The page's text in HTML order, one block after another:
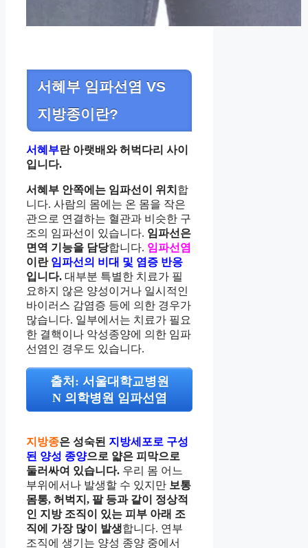
서혜부 임파선염 VS
지방종이란?
서혜부란 아랫배와 허벅다리 사이
입니다.
서혜부 안쪽에는 임파선이 위치 합
니다. 사람의 몸에는 온 몸을 작은
관으로 연결하는 혈관과 비슷한 구
조의 임파선이 있습니다. 임파선은
면역 기능을 담당합니다. 임파선염
이란 임파선의 비대 및 염증 반응
입니다. 대부분 특별한 치료가 필
요하지 않은 양성이거나 일시적인
바이러스 감염증 등에 의한 경우가
많습니다. 일부에서는 치료가 필요
한 결핵이나 악성종양에 의한 임파
선염인 경우도 있습니다.
출처: 서울대학교병원
N 의학병원 임파선염
지방종은 성숙된 지방세포로 구성
된 양성 종양으로 얇은 피막으로
둘러싸여 있습니다. 우리 몸 어느
부위에서나 발생할 수 있지만 보통
몸통, 허벅지, 팔 등과 같이 정상적
인 지방 조직이 있는 피부 아래 조
직에 가장 많이 발생합니다. 연부
조직에 생기는 양성 종양 중에서